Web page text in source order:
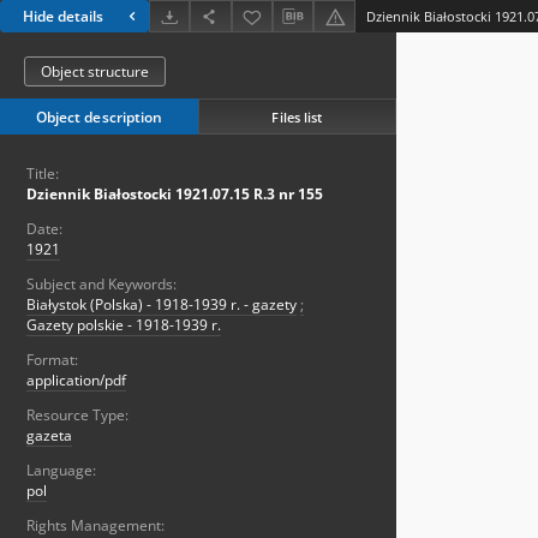
Hide details Dziennik Białostocki
Object structure
Object description Files list
Title:
Dziennik Białostocki 1921.07.15 R.3 nr 155
Date:
1921
Subject and Keywords:
Białystok (Polska) - 1918-1939 r. - gazety ;
Gazety polskie - 1918-1939 r.
Format:
application/pdf
Resource Type:
gazeta
Language:
pol
Rights Management: